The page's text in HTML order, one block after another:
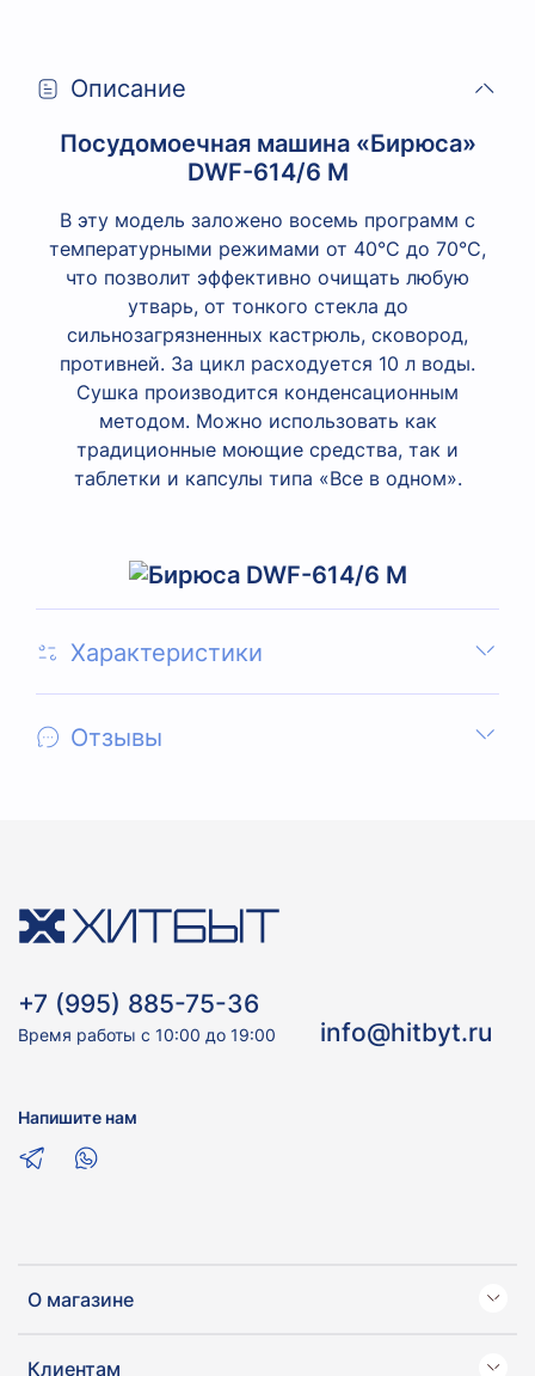
Описание
Посудомоечная машина «Бирюса»
DWF-614/6 M
В эту модель заложено восемь программ с
температурными режимами от 40°C до 70°C,
что позволит эффективно очищать любую
утварь, от тонкого стекла до
сильнозагрязненных кастрюль, сковород,
противней. За цикл расходуется 10 л воды.
Сушка производится конденсационным
методом. Можно использовать как
традиционные моющие средства, так и
таблетки и капсулы типа «Все в одном».
Характеристики
Отзывы
О магазине
Клиентам
+7 (995) 885-75-36
Время работы с 10:00 до 19:00 info@hitbyt.ru
Напишите нам